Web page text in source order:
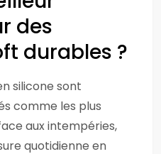
des
durables ?
silicone sont
comme les plus
aux intempéries,
quotidienne en